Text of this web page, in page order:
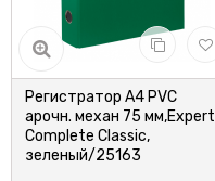
Регистратор А4 PVC
арочн. механ 75 мм,Expert
Complete Classic,
зеленый/25163